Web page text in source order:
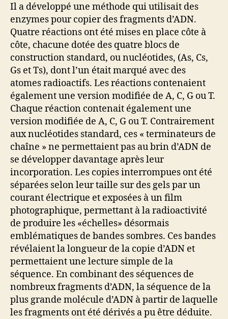
Il a développé une méthode qui utilisait des
enzymes pour copier des fragments d’ADN.
Quatre réactions ont été mises en place côte à
côte, chacune dotée des quatre blocs de
construction standard, ou nucléotides, (As, Cs,
Gs et Ts), dont l’un était marqué avec des
atomes radioactifs. Les réactions contenaient
également une version modifiée de A, C, G ou T.
Chaque réaction contenait également une
version modifiée de A, C, G ou T. Contrairement
aux nucléotides standard, ces « terminateurs de
chaîne » ne permettaient pas au brin d’ADN de
se développer davantage après leur
incorporation. Les copies interrompues ont été
séparées selon leur taille sur des gels par un
courant électrique et exposées à un film
photographique, permettant à la radioactivité
de produire les «échelles» désormais
emblématiques de bandes sombres. Ces bandes
révélaient la longueur de la copie d’ADN et
permettaient une lecture simple de la
séquence. En combinant des séquences de
nombreux fragments d’ADN, la séquence de la
plus grande molécule d’ADN à partir de laquelle
les fragments ont été dérivés a pu être déduite.